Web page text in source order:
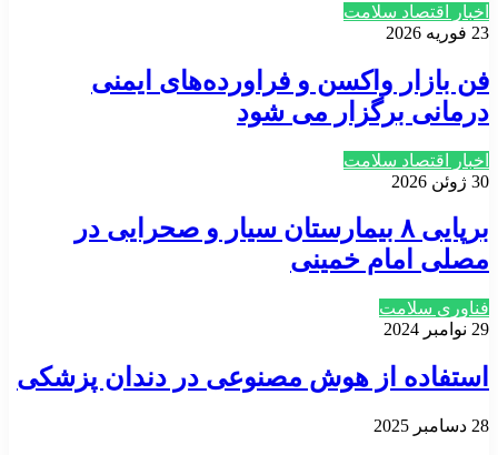
اخبار اقتصاد سلامت
23 فوریه 2026
فن بازار واکسن و فراورده‌های ایمنی
درمانی برگزار می شود
اخبار اقتصاد سلامت
30 ژوئن 2026
برپایی ۸ بیمارستان سیار و صحرایی در
مصلی امام خمینی
فناوری سلامت
29 نوامبر 2024
استفاده از هوش مصنوعی در دندان پزشکی
28 دسامبر 2025